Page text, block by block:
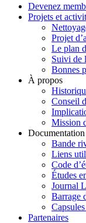
Devenez
Projets et
Projet
Le plan
Suivi de
Bonnes
À propos
Conseil
Mission
Documentation
Bande
Liens
Code
Études
Journal
Barrage
Partenaires